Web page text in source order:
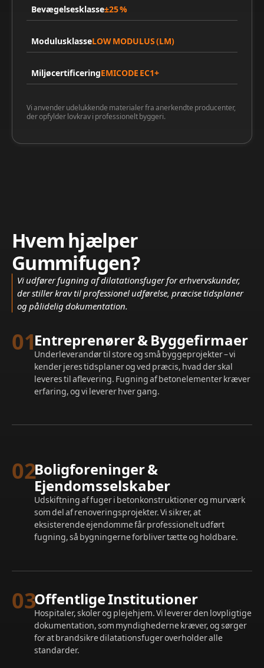
Bevægelsesklasse±25 %
ModulusklasseLOW MODULUS (LM)
MiljøcertificeringEMICODE EC1+
Vi anvender udelukkende materialer fra anerkendte producenter,
der opfylder lovkrav i professionelt byggeri.
Hvem hjælper
Gummifugen?
Vi udfører fugning af dilatationsfuger for erhvervskunder,
der stiller krav til professionel udførelse, præcise tidsplaner
og pålidelig dokumentation.
01Entreprenører & Byggefirmaer
Underleverandør til store og små byggeprojekter – vi
kender jeres tidsplaner og ved præcis, hvad der skal
leveres til aflevering. Fugning af betonelementer kræver
erfaring, og vi leverer hver gang.
02Boligforeninger &
Ejendomsselskaber
Udskiftning af fuger i betonkonstruktioner og murværk
som del af renoveringsprojekter. Vi sikrer, at
eksisterende ejendomme får professionelt udført
fugning, så bygningerne forbliver tætte og holdbare.
03Offentlige Institutioner
Hospitaler, skoler og plejehjem. Vi leverer den lovpligtige
dokumentation, som myndighederne kræver, og sørger
for at brandsikre dilatationsfuger overholder alle
standarder.